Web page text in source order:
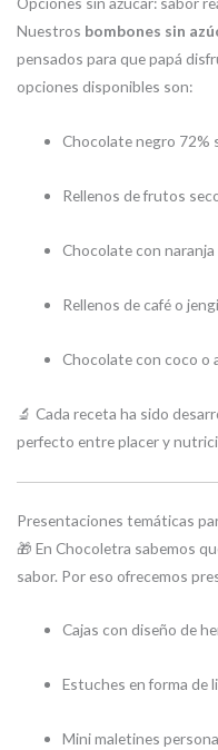
Nuestros bombones sin
pensados para que papá
opciones disponibles son:
Chocolate negro 72%
Rellenos de frutos
Chocolate con
Rellenos de café o
Chocolate con coco o
🔬 Cada receta ha sido
perfecto entre placer y
Presentaciones temáticas
🎁 En Chocoletra sabemos
sabor. Por eso ofrecemos
Cajas con diseño de
Estuches en forma de
Mini maletines